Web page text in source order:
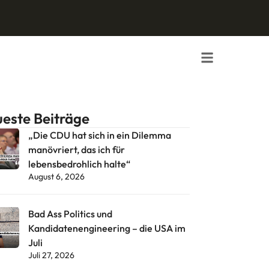
Beiträge
„Die CDU hat sich in ein Dilemma
manövriert, das ich für
lebensbedrohlich halte“
August 6, 2026
Bad Ass Politics und
Kandidatenengineering – die USA im
Juli
Juli 27, 2026